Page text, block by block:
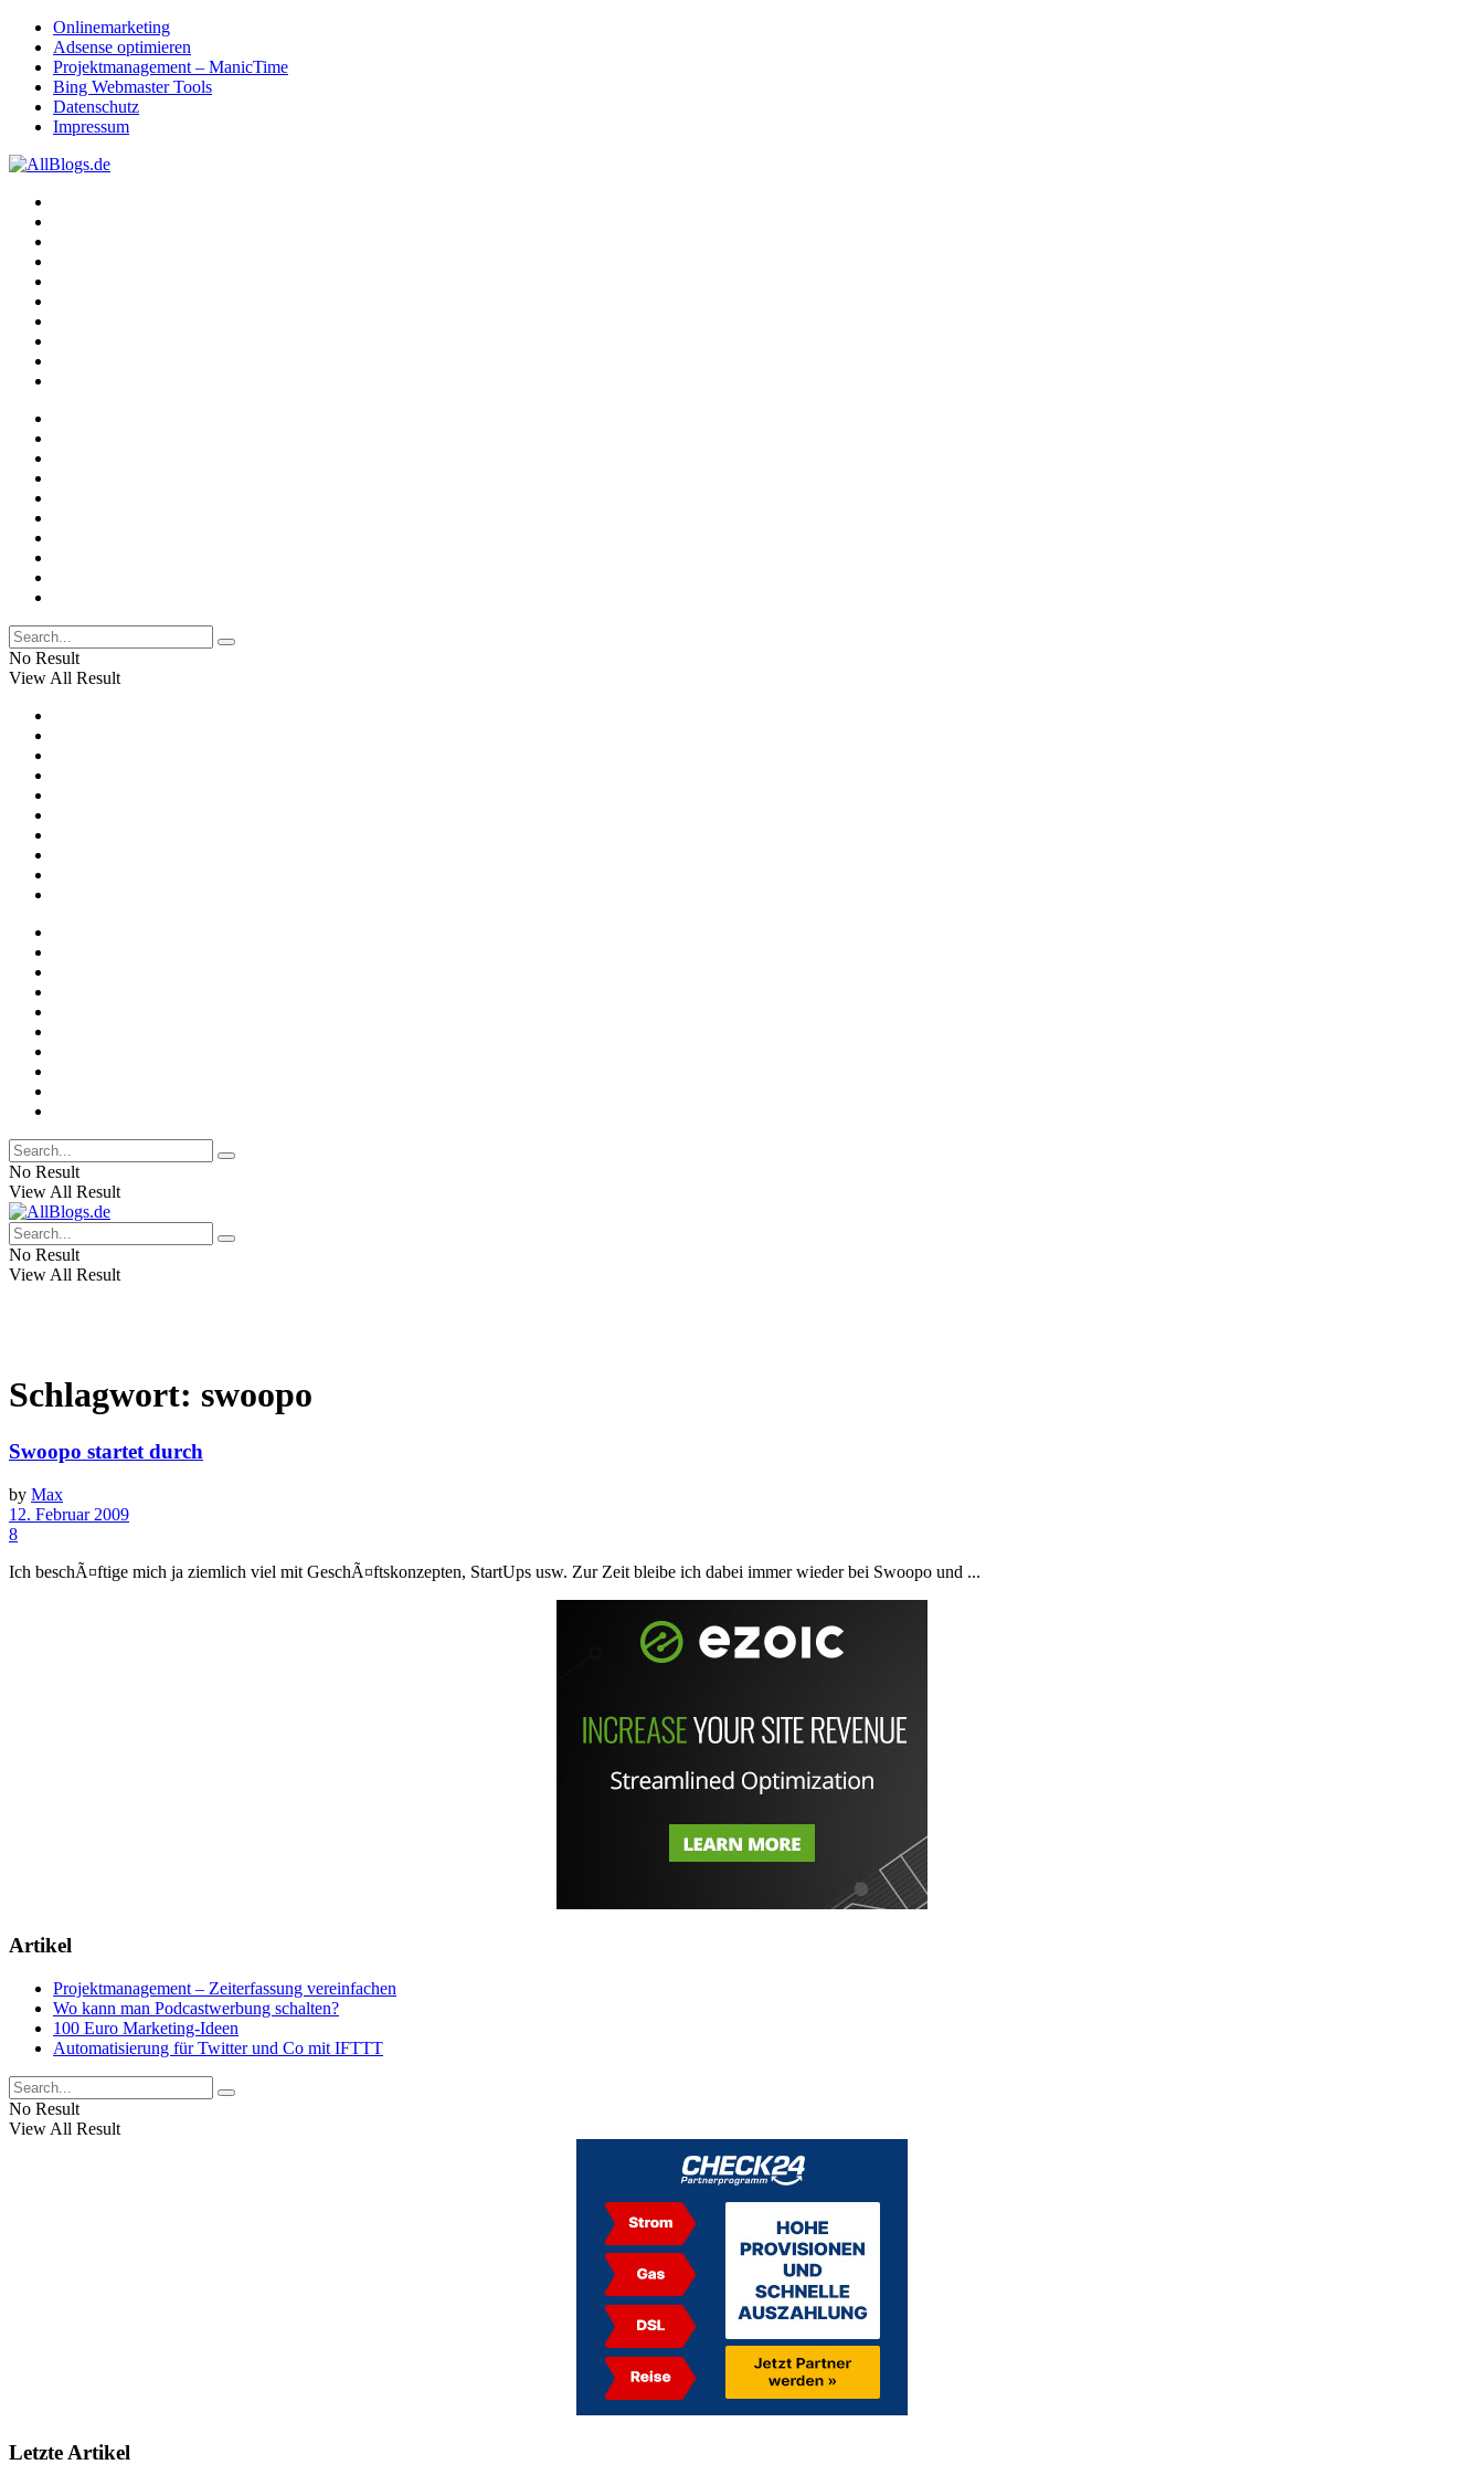
Onlinemarketing
Adsense optimieren
Projektmanagement – ManicTime
Bing Webmaster Tools
Datenschutz
Impressum
No Result
View All Result
No Result
View All Result
No Result
View All Result
Schlagwort: swoopo
Swoopo startet durch
by Max
12. Februar 2009
8
Ich beschÃ¤ftige mich ja ziemlich viel mit GeschÃ¤ftskonzepten, StartUps usw. Zur Zeit bleibe ich dabei immer wieder bei Swoopo und ...
Artikel
Projektmanagement – Zeiterfassung vereinfachen
Wo kann man Podcastwerbung schalten?
100 Euro Marketing-Ideen
Automatisierung für Twitter und Co mit IFTTT
No Result
View All Result
Letzte Artikel